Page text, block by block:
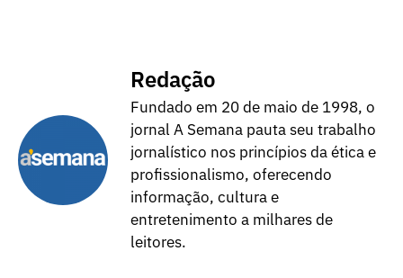
Redação
Fundado em 20 de maio de 1998, o
jornal A Semana pauta seu trabalho
jornalístico nos princípios da ética e
profissionalismo, oferecendo
informação, cultura e
entretenimento a milhares de
leitores.